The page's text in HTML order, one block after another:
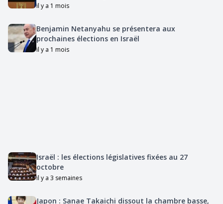
il y a 1 mois
Benjamin Netanyahu se présentera aux
prochaines élections en Israël
il y a 1 mois
Israël : les élections législatives fixées au 27
octobre
il y a 3 semaines
Japon : Sanae Takaichi dissout la chambre basse,